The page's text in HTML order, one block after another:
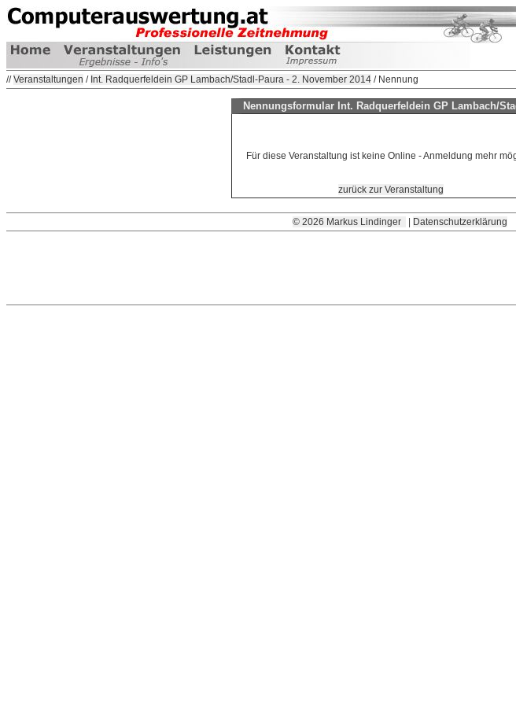
//Veranstaltungen / Int. Radquerfeldein GP Lambach/Stadl-Paura - 2. November 2014 / Nennung
Nennungsformular Int. Radquerfeldein GP Lambach/
Für diese Veranstaltung ist keine Online - Anmeldung mehr
zurück zur Veranstaltung
© 2026 Markus Lindinger Datenschutzerklärung